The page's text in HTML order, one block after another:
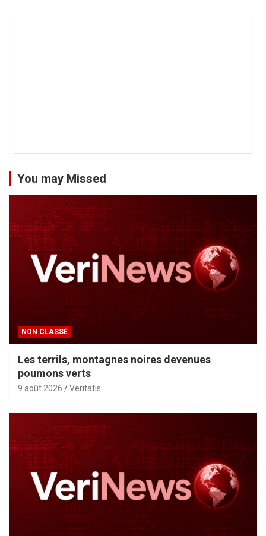
You may Missed
NON CLASSÉ
Les terrils, montagnes noires devenues
poumons verts
9 août 2026 Veritatis